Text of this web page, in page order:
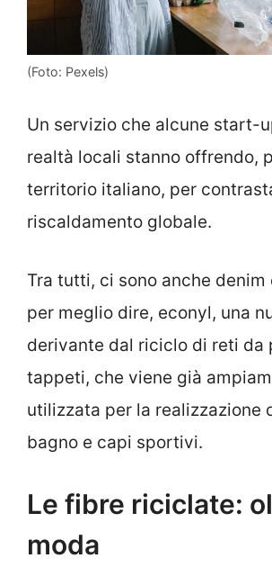
(Foto: Pexels)
Un servizio che alcune start-
realtà locali stanno offrendo,
territorio italiano, per
riscaldamento globale.
Tra tutti, ci sono anche denim
per meglio dire, econyl, una
derivante dal riciclo di reti da
tappeti, che viene già
utilizzata per la realizzazione
bagno e capi sportivi.
Le fibre riciclate:
moda